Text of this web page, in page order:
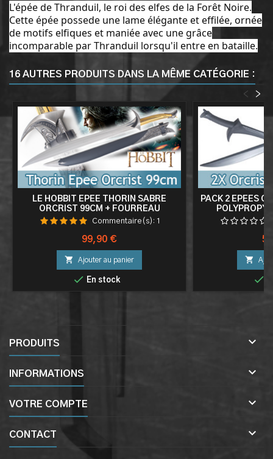
L'épée de Thranduil, le roi des elfes de la Forêt Noire.
Cette épée possede une lame élégante et effilée, ornée
de motifs elfiques et maniée avec une grâce
incomparable par Thranduil lorsqu'il entre en bataille.
16 AUTRES PRODUITS DANS LA MÊME CATÉGORIE :
>
<
LE HOBBIT EPEE THORIN SABRE
ORCRIST 99CM + FOURREAU
Commentaire(s): 1
Prix
99,90 €
 Ajouter au panier
 En stock
PACK 2 EPEES


PRODUITS 
INFORMATIONS 
VOTRE COMPTE 
CONTACT 